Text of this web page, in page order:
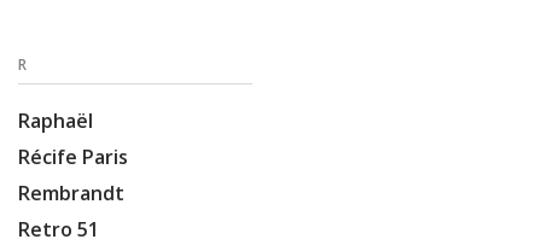
R
Raphaël
Récife Paris
Rembrandt
Retro 51